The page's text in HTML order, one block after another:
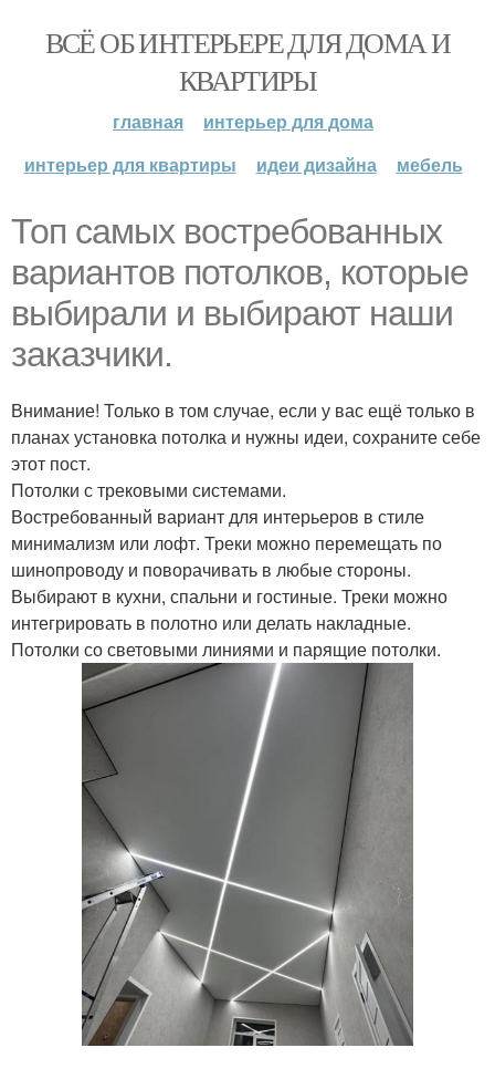
ВСЁ ОБ ИНТЕРЬЕРЕ ДЛЯ ДОМА И
КВАРТИРЫ
главная
интерьер для дома
интерьер для квартиры
идеи дизайна мебель
Топ самых востребованных
вариантов потолков, которые
выбирали и выбирают наши
заказчики.
Внимание! Только в том случае, если у вас ещё только в
планах установка потолка и нужны идеи, сохраните себе
этот пост.
Потолки с трековыми системами.
Востребованный вариант для интерьеров в стиле
минимализм или лофт. Треки можно перемещать по
шинопроводу и поворачивать в любые стороны.
Выбирают в кухни, спальни и гостиные. Треки можно
интегрировать в полотно или делать накладные.
Потолки со световыми линиями и парящие потолки.